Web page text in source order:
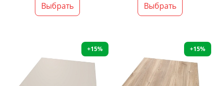
Выбрать Выбрать
+15% +15%